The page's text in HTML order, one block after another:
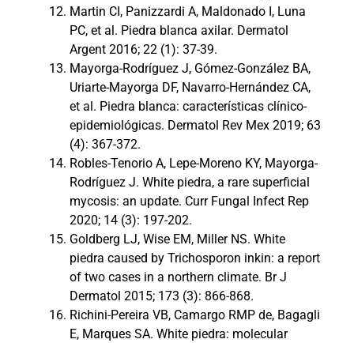
Martin CI, Panizzardi A, Maldonado I, Luna
PC, et al. Piedra blanca axilar. Dermatol
Argent 2016; 22 (1): 37-39.
Mayorga-Rodríguez J, Gómez-González BA,
Uriarte-Mayorga DF, Navarro-Hernández CA,
et al. Piedra blanca: características clínico-
epidemiológicas. Dermatol Rev Mex 2019; 63
(4): 367-372.
Robles-Tenorio A, Lepe-Moreno KY, Mayorga-
Rodríguez J. White piedra, a rare superficial
mycosis: an update. Curr Fungal Infect Rep
2020; 14 (3): 197-202.
Goldberg LJ, Wise EM, Miller NS. White
piedra caused by Trichosporon inkin: a report
of two cases in a northern climate. Br J
Dermatol 2015; 173 (3): 866-868.
Richini-Pereira VB, Camargo RMP de, Bagagli
E, Marques SA. White piedra: molecular